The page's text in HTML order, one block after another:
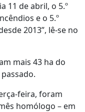
11 de abril, o 5.º
e o 5.º
2013”, lê-se no
mais 43 ha do
feira, foram
homólogo – em